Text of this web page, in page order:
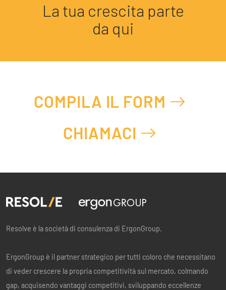
La tua crescita parte
da qui
COMPILA IL FORM
CHIAMACI
Resolve è la società di consulenza di ErgonGroup.
ErgonGroup è il partner strategico per tutti coloro che necessitano
di veder crescere la propria competitività sul mercato, colmando
gap, acquisendo vantaggi competitivi, sviluppando eccellenze